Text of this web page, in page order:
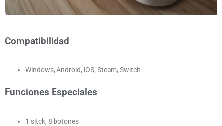
Compatibilidad
Windows, Android, iOS, Steam, Switch
Funciones Especiales
1 sitck, 8 botones